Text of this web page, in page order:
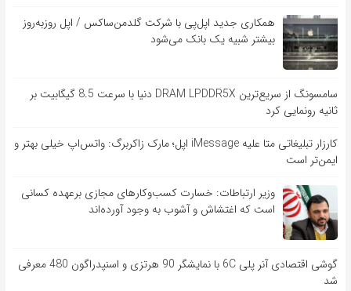
همکاری جدید اپل‌پی با شرکت گلدمن‌ساکس / اپل روزبه‌روز
بیشتر شبیه یک بانک می‌شود
سامسونگ از سریع‌ترین DRAM LPDDR5X دنیا با سرعت 8.5 گیگابیت بر
ثانیه رونمایی کرد
کارزار تبلیغاتی متا علیه iMessage اپل؛ مارک زاکربرگ: واتس‌اپ خیلی بهتر و
ایمن‌تر است
وزیر ارتباطات: خسارت کسب‌وکارهای مجازی برعهده کسانی
است که اغتشاش و آشوب به وجود آورده‌اند
گوشی اقتصادی آنر پلی 6C با نمایشگر 90 هرتزی و اسنپدراگون 480 معرفی
شد